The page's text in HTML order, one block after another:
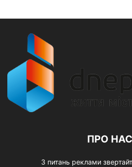
ПРО НАС
З питань реклами